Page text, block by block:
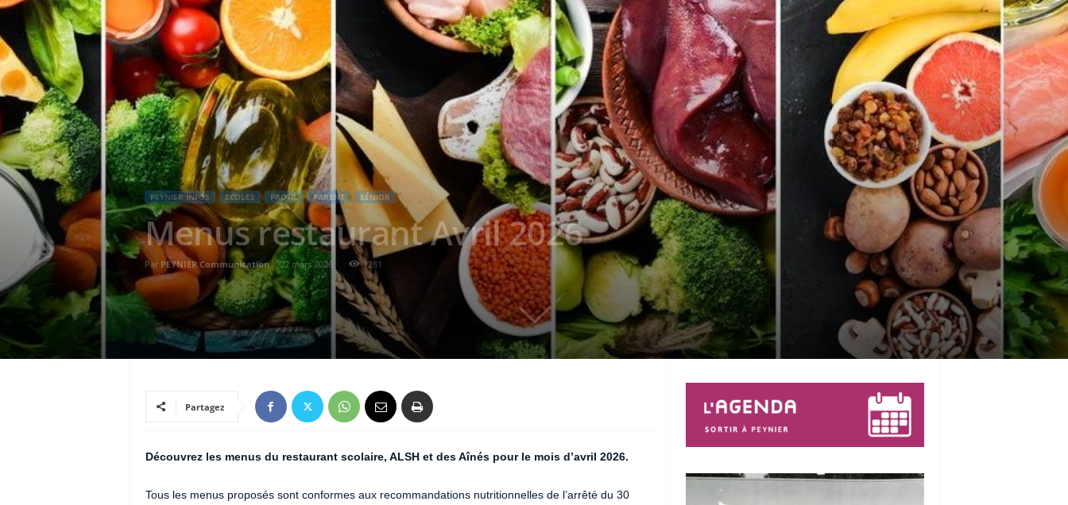
PEYNIER INFOS ECOLES PROFIL PARENT SÉNIOR
Menus restaurant Avril 2026
Par PEYNIER Communication- 22 mars 2026 1281
Partagez
Découvrez les menus du restaurant scolaire, ALSH et des Aînés pour le mois d’avril 2026.
Tous les menus proposés sont conformes aux recommandations nutritionnelles de l’arrêté du 30